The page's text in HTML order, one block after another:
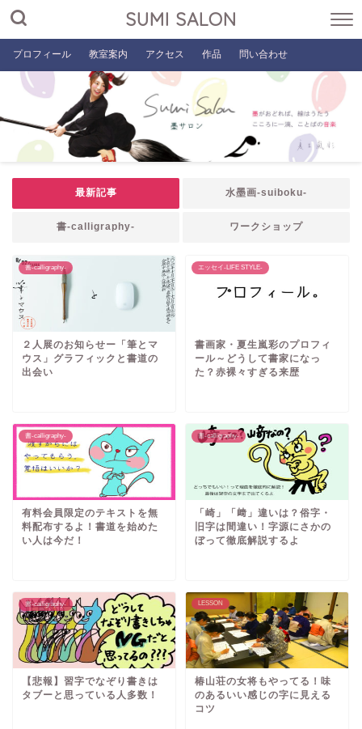
SUMI SALON
プロフィール 教室案内 アクセス 作品 問い合わせ
最新記事 水墨画-suiboku-
書-calligraphy- ワークショップ
書-calligraphy-
２人展のお知らせー「筆とマ
ウス」グラフィックと書道の
出会い
エッセイ-LIFE STYLE-
書画家・夏生嵐彩のプロフィ
ール～どうして書家になっ
た？赤裸々すぎる来歴
書-calligraphy-
有料会員限定のテキストを無
料配布するよ！書道を始めた
い人は今だ！
書-calligraphy-
「崎」「﨑」違いは？俗字・
旧字は間違い！字源にさかの
ぼって徹底解説するよ
書-calligraphy-
【悲報】習字でなぞり書きは
タブーと思っている人多数！
LESSON
椿山荘の女将もやってる！味
のあるいい感じの字に見える
コツ